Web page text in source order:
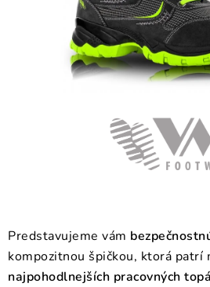
HODNOTENIE OBCHODU
OCHRANNÉ PRACOVNÉ POMÔCKY
Často kladené otázky
INFORMÁCIE
Napíšte nám
Predstavujeme vám
kompozitnou špičkou, ktorá patrí
najpohodlnejších pracovných